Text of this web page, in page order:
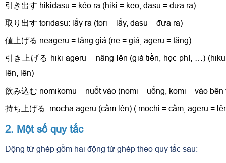
引き出す hikidasu = kéo ra (hiki = keo, dasu = đưa ra)
取り出す toridasu: lấy ra (tori = lấy, dasu = đưa ra)
値上げる neageru = tăng giá (ne = giá, ageru = tăng)
引き上げる hiki-ageru = nâng lên (giá tiền, học phí, …)
lên, lên)
飲み込む nomikomu = nuốt vào (nomi = uống, komi = vào bên
持ち上げる mocha ageru (cầm lên) ( mochi = cầm, ageru =
2. Một số quy tắc
Động từ ghép gồm hai động từ ghép theo quy tắc sau: